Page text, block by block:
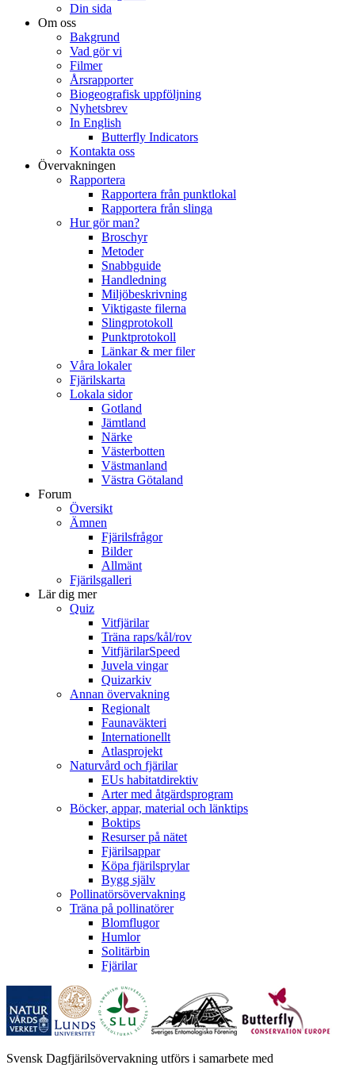
Din sida
Om oss
Bakgrund
Vad gör vi
Filmer
Årsrapporter
Biogeografisk uppföljning
Nyhetsbrev
In English
Butterfly Indicators
Kontakta oss
Övervakningen
Rapportera
Rapportera från punktlokal
Rapportera från slinga
Hur gör man?
Broschyr
Metoder
Snabbguide
Handledning
Miljöbeskrivning
Viktigaste filerna
Slingprotokoll
Punktprotokoll
Länkar & mer filer
Våra lokaler
Fjärilskarta
Lokala sidor
Gotland
Jämtland
Närke
Västerbotten
Västmanland
Västra Götaland
Forum
Översikt
Ämnen
Fjärilsfrågor
Bilder
Allmänt
Fjärilsgalleri
Lär dig mer
Quiz
Vitfjärilar
Träna raps/kål/rov
VitfjärilarSpeed
Juvela vingar
Quizarkiv
Annan övervakning
Regionalt
Faunaväkteri
Internationellt
Atlasprojekt
Naturvård och fjärilar
EUs habitatdirektiv
Arter med åtgärdsprogram
Böcker, appar, material och länktips
Boktips
Resurser på nätet
Fjärilsappar
Köpa fjärilsprylar
Bygg själv
Pollinatörsövervakning
Träna på pollinatörer
Blomflugor
Humlor
Solitärbin
Fjärilar
Svensk Dagfjärilsövervakning utförs i samarbete med